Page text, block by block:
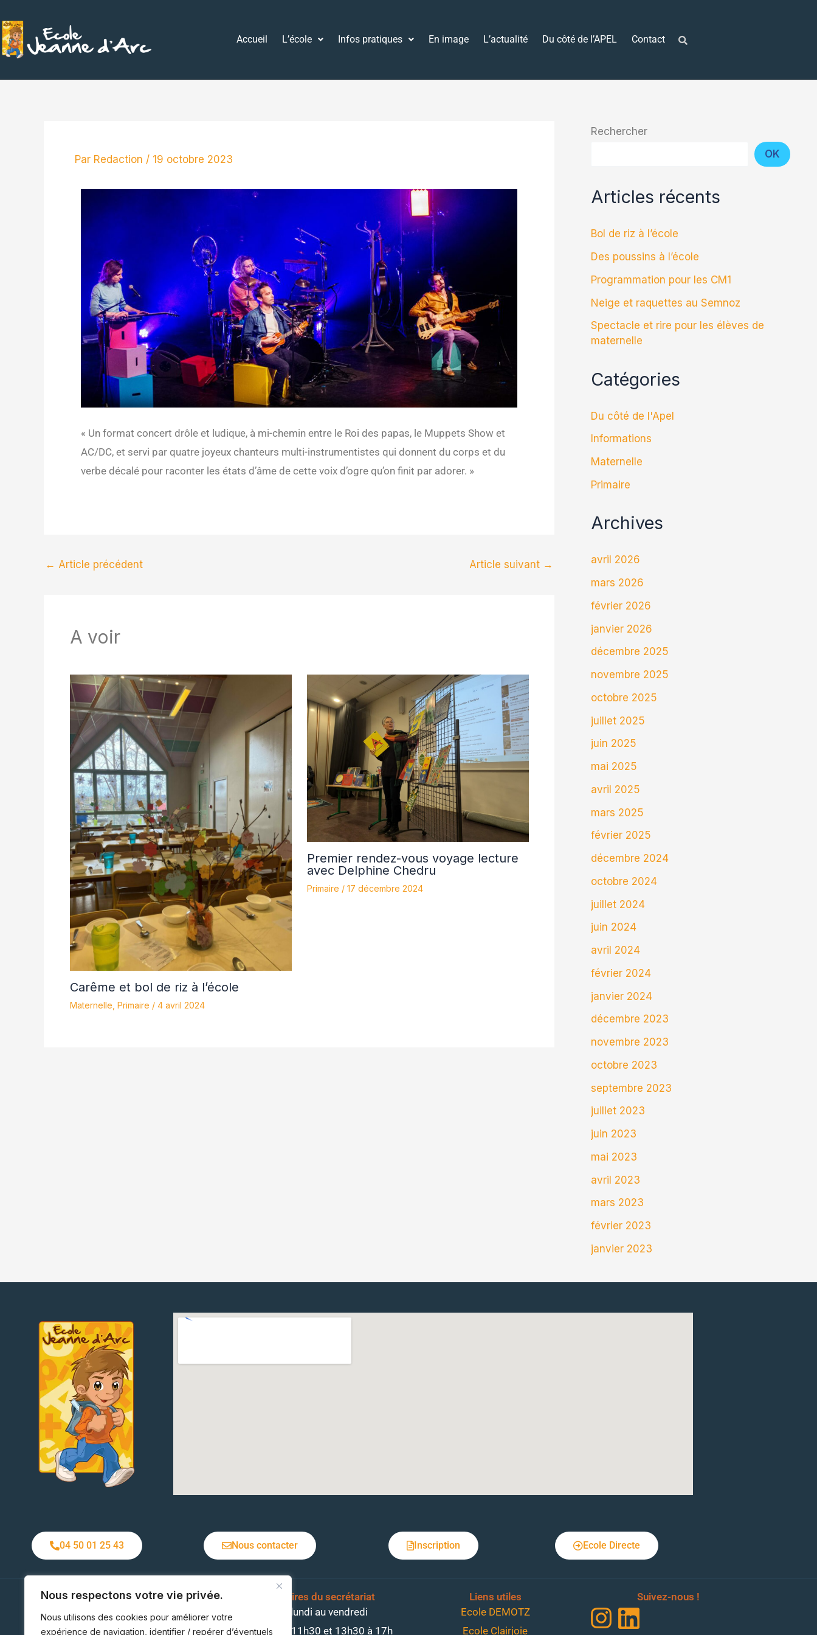
Nous respectons votre vie privée.
Nous utilisons des cookies pour améliorer votre
expérience de navigation, identifier / repérer d’éventuels
au
contenu
Accueil L’école Infos pratiques En image L’actualité Du côté de l’APEL Contact
Par Redaction / 19 octobre 2023
« Un format concert drôle et ludique, à mi-chemin entre le Roi des papas, le Muppets Show et
AC/DC, et servi par quatre joyeux chanteurs multi-instrumentistes qui donnent du corps et du
verbe décalé pour raconter les états d’âme de cette voix d’ogre qu’on finit par adorer. »
← Article précédent Article suivant →
A voir
Carême et bol de riz à l’école
Maternelle Primaire / 4 avril 2024
Premier rendez-vous voyage lecture
avec Delphine Chedru
Primaire / 17 décembre 2024
Rechercher
OK
Articles récents
Bol de riz à l’école
Des poussins à l’école
Programmation pour les CM1
Neige et raquettes au Semnoz
Spectacle et rire pour les élèves de
maternelle
Catégories
Du côté de l'Apel
Informations
Maternelle
Primaire
Archives
avril 2026
mars 2026
février 2026
janvier 2026
décembre 2025
novembre 2025
octobre 2025
juillet 2025
juin 2025
mai 2025
avril 2025
mars 2025
février 2025
décembre 2024
octobre 2024
juillet 2024
juin 2024
avril 2024
février 2024
janvier 2024
décembre 2023
novembre 2023
octobre 2023
septembre 2023
juillet 2023
juin 2023
mai 2023
avril 2023
mars 2023
février 2023
janvier 2023
04 50 01 25 43 Nous contacter Inscription Ecole Directe
Ecole Jeanne d'Arc
1 rue du Belvédère
74150 Rumilly
Horaires du secrétariat
Du lundi au vendredi
08h30 à 11h30 et 13h30 à 17h
Liens utiles
Ecole DEMOTZ
Ecole Clairjoie
Suivez-nous !